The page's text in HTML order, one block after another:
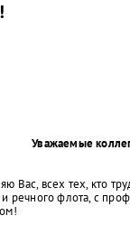
Уважаемые
Вас, всех тех, кто
и речного флота, с